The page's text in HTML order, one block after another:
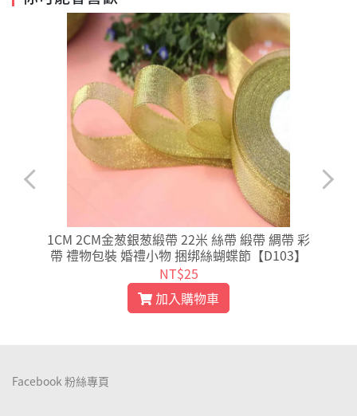
1CM 2CM金葱銀葱緞帶 22米 絲帶 緞帶 綢帶 彩
帶 禮物包裝 婚禮小物 捆绑絲蝴蝶節【D103】
NT$25
加入購物車
Facebook 粉絲專頁